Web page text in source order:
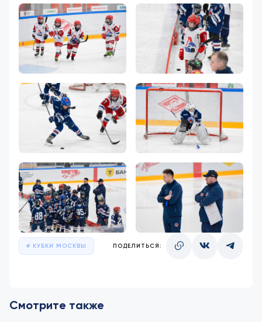
КУБКИ МОСКВЫ ПОДЕЛИТЬСЯ:
Смотрите также